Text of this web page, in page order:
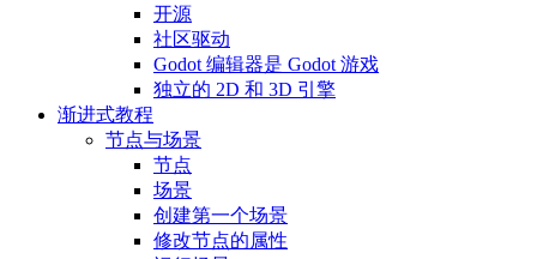
开源
社区驱动
Godot 编辑器是 Godot 游戏
独立的 2D 和 3D 引擎
渐进式教程
节点与场景
节点
场景
创建第一个场景
修改节点的属性